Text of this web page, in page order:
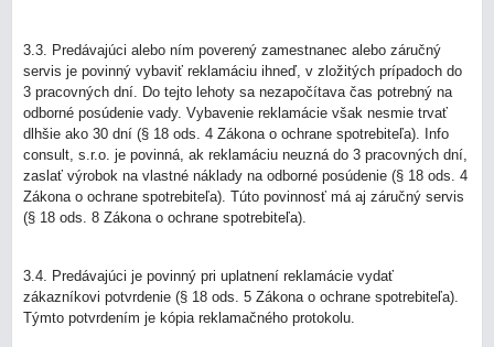
3.3. Predávajúci alebo ním poverený zamestnanec alebo záručný
servis je povinný vybaviť reklamáciu ihneď, v zložitých prípadoch do
3 pracovných dní. Do tejto lehoty sa nezapočítava čas potrebný na
odborné posúdenie vady. Vybavenie reklamácie však nesmie trvať
dlhšie ako 30 dní (§ 18 ods. 4 Zákona o ochrane spotrebiteľa). Info
consult, s.r.o. je povinná, ak reklamáciu neuzná do 3 pracovných dní,
zaslať výrobok na vlastné náklady na odborné posúdenie (§ 18 ods. 4
Zákona o ochrane spotrebiteľa). Túto povinnosť má aj záručný servis
(§ 18 ods. 8 Zákona o ochrane spotrebiteľa).
3.4. Predávajúci je povinný pri uplatnení reklamácie vydať
zákazníkovi potvrdenie (§ 18 ods. 5 Zákona o ochrane spotrebiteľa).
Týmto potvrdením je kópia reklamačného protokolu.